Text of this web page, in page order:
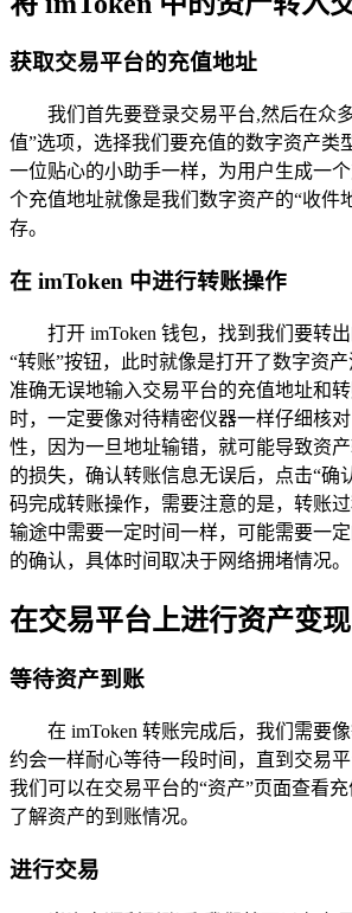
获取交易平台的充值地址
我们首先要登录交易平台,然后在众
值”选项，选择我们要充值的数字资产类
一位贴心的小助手一样，为用户生成一
个充值地址就像是我们数字资产的“收件
存。
在 imToken 中进行转账操作
打开 imToken 钱包，找到我们要转
“转账”按钮，此时就像是打开了数字资
准确无误地输入交易平台的充值地址和
时，一定要像对待精密仪器一样仔细核
性，因为一旦地址输错，就可能导致资
的损失，确认转账信息无误后，点击“确
码完成转账操作，需要注意的是，转账
输途中需要一定时间一样，可能需要一
的确认，具体时间取决于网络拥堵情况。
在交易平台上进行资产变现
等待资产到账
在 imToken 转账完成后，我们需要
约会一样耐心等待一段时间，直到交易平
我们可以在交易平台的“资产”页面查看
了解资产的到账情况。
进行交易